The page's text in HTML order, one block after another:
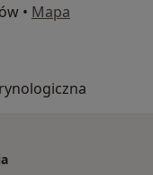
• Mapa